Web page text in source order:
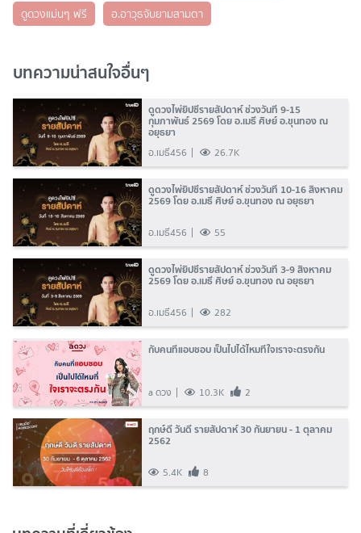
ดูดวงแม่นๆ ฟรี
อ.อาวุธจับยามสามตา
บทความน่าสนใจอื่นๆ
ดูดวงไพ่ยิปซีรายสัปดาห์ ช่วงวันที่ 9-15
กุมภาพันธ์ 2569 โดย อ.เมธี ศิษย์ อ.ขุนทอง ณ
อยุธยา
อ.เมธี456 26.7K
ดูดวงไพ่ยิปซีรายสัปดาห์ ช่วงวันที่ 10-16 สิงหาคม
2569 โดย อ.เมธี ศิษย์ อ.ขุนทอง ณ อยุธยา
อ.เมธี456 55
ดูดวงไพ่ยิปซีรายสัปดาห์ ช่วงวันที่ 3-9 สิงหาคม
2569 โดย อ.เมธี ศิษย์ อ.ขุนทอง ณ อยุธยา
อ.เมธี456 282
กับคนที่แอบชอบ เป็นไปได้ไหมที่ใจเราจะตรงกัน
a ดวง 10.3K 2
ฤกษ์ดี วันดี รายสัปดาห์ 30 กันยายน - 1 ตุลาคม
2562
5.4K 8